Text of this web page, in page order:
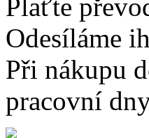
Plaťte
Odesíláme
Při nákupu
pracovní